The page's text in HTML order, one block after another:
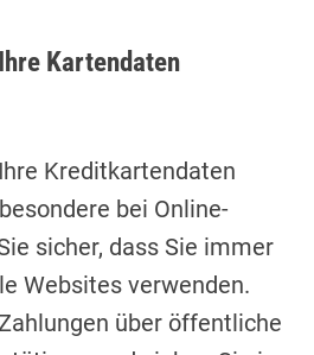
Kartendaten
Kreditkartendaten
bei Online-
sicher, dass Sie immer
Websites verwenden.
über öffentliche